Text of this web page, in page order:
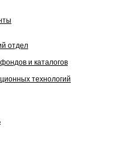
отдел
и каталогов
технологий